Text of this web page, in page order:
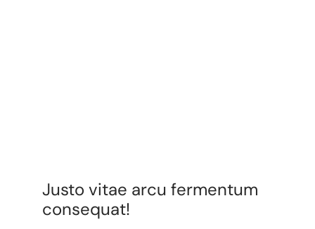
Justo vitae arcu fermentum
consequat!